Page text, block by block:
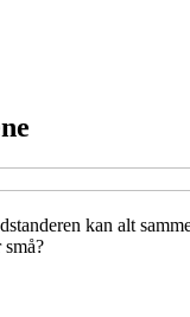
kan alt